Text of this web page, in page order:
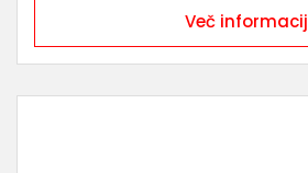
Več informacij